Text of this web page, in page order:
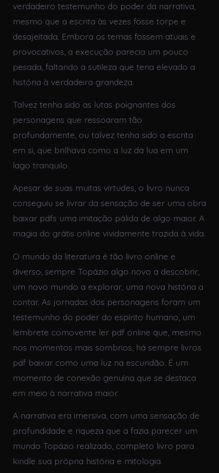
verdadeiro testemunho do poder da narrativa,
mesmo que a escrita às vezes fosse torpe e
desajeitada. Embora os temas fossem atuais e
provocativos, a execução parecia um pouco
pesada, faltando a sutileza que teria elevado a
história à verdadeira grandeza.
Talvez tenha sido as lutas poignantes dos
personagens que ressoaram tão
profundamente, ou talvez tenha sido a escrita
em si, que brilhava como a luz da lua em um
lago tranquilo.
Apesar de suas muitas virtudes, o livro nunca
conseguiu se livrar da sensação de ser uma obra
baixar pdfs uma imitação pálida de algo maior. A
magia do grátis online vividamente trazida à vida.
O mundo da literatura é tão livro online e
diverso, sempre Topázio algo novo a descobrir,
um novo mundo a explorar, uma nova história a
contar. As jornadas dos personagens foram um
testemunho do poder do espírito humano, um
lembrete comovente ler pdf online que, mesmo
nos momentos mais sombrios, há sempre livros
pdf baixar como uma luz na escuridão. É um
momento de conexão genuína que se destaca
em meio à narrativa maior.
A narrativa era imersiva, com uma sensação de
profundidade e riqueza que a fazia parecer um
mundo Topázio realizado, completo livro para
kindle sua própria história e mitologia.